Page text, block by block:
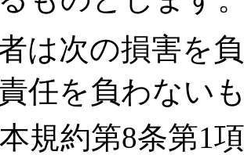
は次の損害を
任を負わない
規約第8条第1